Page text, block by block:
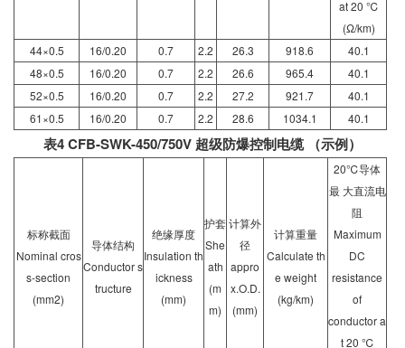
at 20 ℃
(Ω/km)
44×0.5
16/0.20 0.7 2.2 26.3 918.6
40.1
48×0.5
16/0.20 0.7 2.2 26.6 965.4
40.1
52×0.5
16/0.20 0.7 2.2 27.2 921.7
40.1
61×0.5
16/0.20 0.7 2.2 28.6 1034.1 40.1
表4 CFB-SWK-450/750V 超级防爆控制电缆 （示例）
标称截面
Nominal cros
s-section
(mm2)
导体结构
Conductor s
tructure
绝缘厚度
Insulation th
ickness
(mm)
护套
She
ath
(m
m)
计算外
径
appro
x.O.D.
(mm)
计算重量
Calculate th
e weight
(kg/km)
20℃导体
最 大直流电
阻
Maximum
DC
resistance
of
conductor a
t 20 ℃